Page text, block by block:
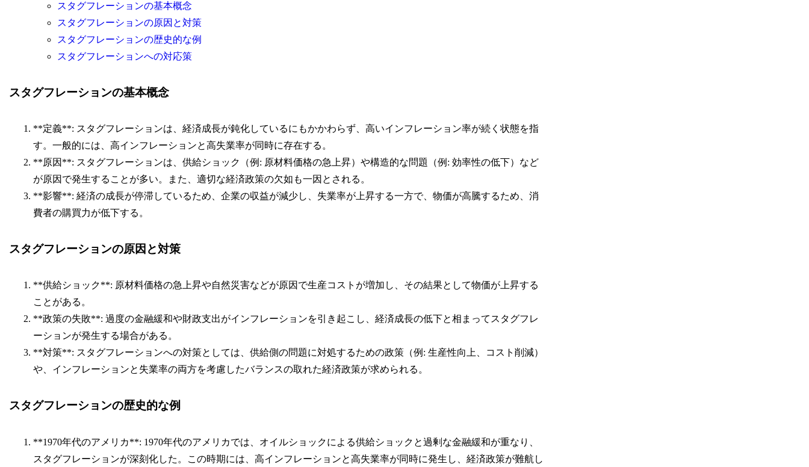
スタグフレーションの基本概念
スタグフレーションの原因と対策
スタグフレーションの歴史的な例
スタグフレーションへの対応策
スタグフレーションの基本概念
**定義**: スタグフレーションは、経済成長が鈍化しているにもかかわらず、高いインフレーション率が続く状態を指
す。一般的には、高インフレーションと高失業率が同時に存在する。
**原因**: スタグフレーションは、供給ショック（例: 原材料価格の急上昇）や構造的な問題（例: 効率性の低下）など
が原因で発生することが多い。また、適切な経済政策の欠如も一因とされる。
**影響**: 経済の成長が停滞しているため、企業の収益が減少し、失業率が上昇する一方で、物価が高騰するため、消
費者の購買力が低下する。
スタグフレーションの原因と対策
**供給ショック**: 原材料価格の急上昇や自然災害などが原因で生産コストが増加し、その結果として物価が上昇する
ことがある。
**政策の失敗**: 過度の金融緩和や財政支出がインフレーションを引き起こし、経済成長の低下と相まってスタグフレ
ーションが発生する場合がある。
**対策**: スタグフレーションへの対策としては、供給側の問題に対処するための政策（例: 生産性向上、コスト削減）
や、インフレーションと失業率の両方を考慮したバランスの取れた経済政策が求められる。
スタグフレーションの歴史的な例
**1970年代のアメリカ**: 1970年代のアメリカでは、オイルショックによる供給ショックと過剰な金融緩和が重なり、
スタグフレーションが深刻化した。この時期には、高インフレーションと高失業率が同時に発生し、経済政策が難航し